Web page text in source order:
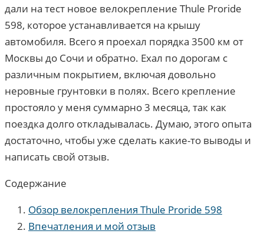
дали на тест новое велокрепление Thule Proride
598, которое устанавливается на крышу
автомобиля. Всего я проехал порядка 3500 км от
Москвы до Сочи и обратно. Ехал по дорогам с
различным покрытием, включая довольно
неровные грунтовки в полях. Всего крепление
простояло у меня суммарно 3 месяца, так как
поездка долго откладывалась. Думаю, этого опыта
достаточно, чтобы уже сделать какие-то выводы и
написать свой отзыв.
Содержание
Обзор велокрепления Thule Proride 598
Впечатления и мой отзыв